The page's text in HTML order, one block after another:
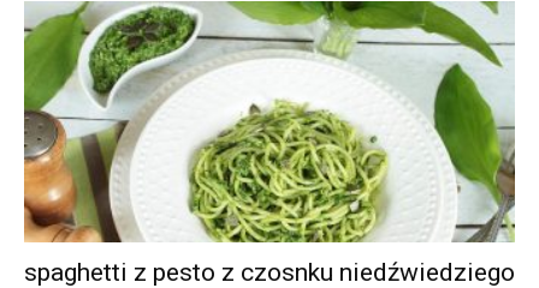
spaghetti z pesto z czosnku niedźwiedziego